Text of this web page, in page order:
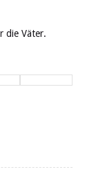
die Väter.